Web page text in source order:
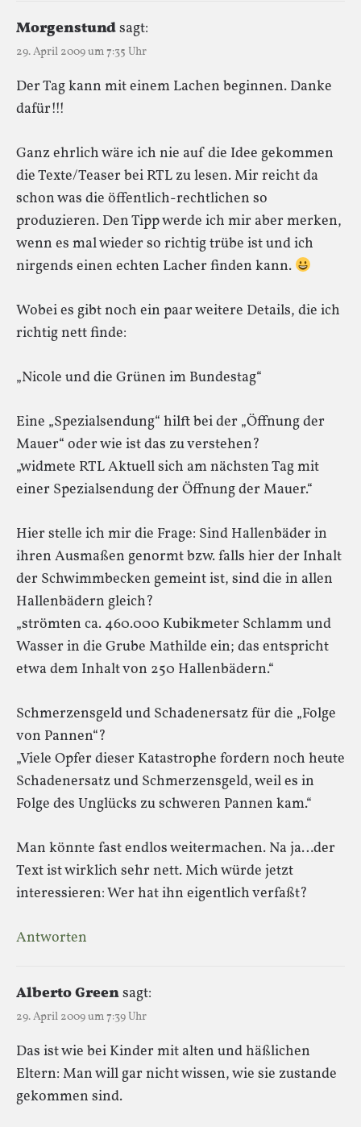
Morgenstundsagt:
29. April 2009 um 7:35 Uhr
Der Tag kann mit einem Lachen beginnen. Danke
dafür!!!
Ganz ehrlich wäre ich nie auf die Idee gekommen
die Texte/Teaser bei RTL zu lesen. Mir reicht da
schon was die öffentlich-rechtlichen so
produzieren. Den Tipp werde ich mir aber merken,
wenn es mal wieder so richtig trübe ist und ich
nirgends einen echten Lacher finden kann.
Wobei es gibt noch ein paar weitere Details, die ich
richtig nett finde:
„Nicole und die Grünen im Bundestag“
Eine „Spezialsendung“ hilft bei der „Öffnung der
Mauer“ oder wie ist das zu verstehen?
„widmete RTL Aktuell sich am nächsten Tag mit
einer Spezialsendung der Öffnung der Mauer.“
Hier stelle ich mir die Frage: Sind Hallenbäder in
ihren Ausmaßen genormt bzw. falls hier der Inhalt
der Schwimmbecken gemeint ist, sind die in allen
Hallenbädern gleich?
„strömten ca. 460.000 Kubikmeter Schlamm und
Wasser in die Grube Mathilde ein; das entspricht
etwa dem Inhalt von 250 Hallenbädern.“
Schmerzensgeld und Schadenersatz für die „Folge
von Pannen“?
„Viele Opfer dieser Katastrophe fordern noch heute
Schadenersatz und Schmerzensgeld, weil es in
Folge des Unglücks zu schweren Pannen kam.“
Man könnte fast endlos weitermachen. Na ja…der
Text ist wirklich sehr nett. Mich würde jetzt
interessieren: Wer hat ihn eigentlich verfaßt?
Antworten
Alberto Greensagt:
29. April 2009 um 7:39 Uhr
Das ist wie bei Kinder mit alten und häßlichen
Eltern: Man will gar nicht wissen, wie sie zustande
gekommen sind.